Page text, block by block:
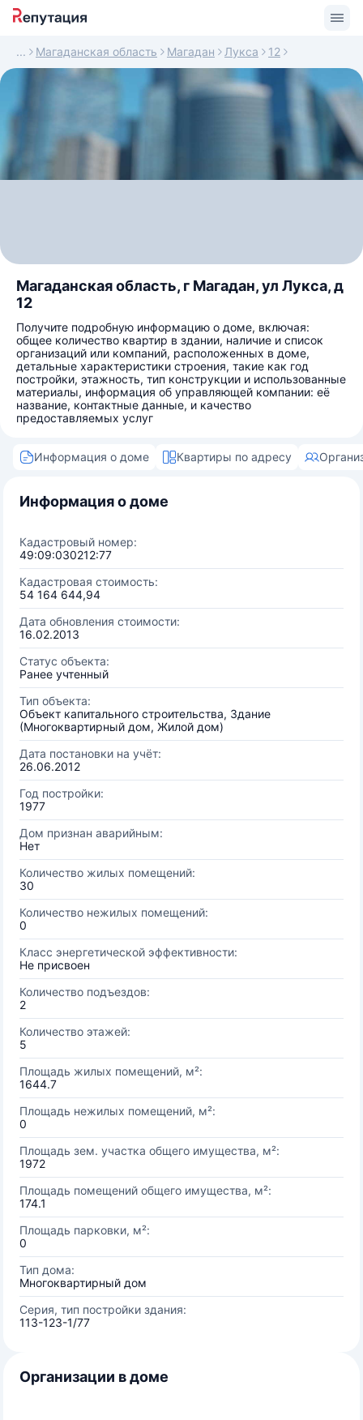
Магаданская область Магадан Лукса 12
Магаданская область, г Магадан, ул Лукса, д
12
Получите подробную информацию о доме, включая:
общее количество квартир в здании, наличие и список
организаций или компаний, расположенных в доме,
детальные характеристики строения, такие как год
постройки, этажность, тип конструкции и использованные
материалы, информация об управляющей компании: её
название, контактные данные, и качество
предоставляемых услуг
Информация о доме Квартиры по адресу
Информация о доме
Кадастровый номер:
49:09:030212:77
Кадастровая стоимость:
54 164 644,94
Дата обновления стоимости:
16.02.2013
Статус объекта:
Ранее учтенный
Тип объекта:
Объект капитального строительства, Здание
(Многоквартирный дом, Жилой дом)
Дата постановки на учёт:
26.06.2012
Год постройки:
1977
Дом признан аварийным:
Нет
Количество жилых помещений:
30
Количество нежилых помещений:
0
Класс энергетической эффективности:
Не присвоен
Количество подъездов:
2
Количество этажей:
5
Площадь жилых помещений, м²:
1644.7
Площадь нежилых помещений, м²:
0
Площадь зем. участка общего имущества, м²:
1972
Площадь помещений общего имущества, м²:
174.1
Площадь парковки, м²:
0
Тип дома:
Многоквартирный дом
Серия, тип постройки здания:
113-123-1/77
Организации в доме